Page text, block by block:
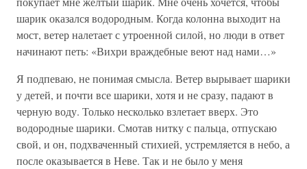
шарик оказался водородным. Когда колонна выходит на
мост, ветер налетает с утроенной силой, но люди в ответ
начинают петь: «Вихри враждебные веют над нами…»
Я подпеваю, не понимая смысла. Ветер вырывает шарики
у детей, и почти все шарики, хотя и не сразу, падают в
черную воду. Только несколько взлетает вверх. Это
водородные шарики. Смотав нитку с пальца, отпускаю
свой, и он, подхваченный стихией, устремляется в небо, а
после оказывается в Неве. Так и не было у меня